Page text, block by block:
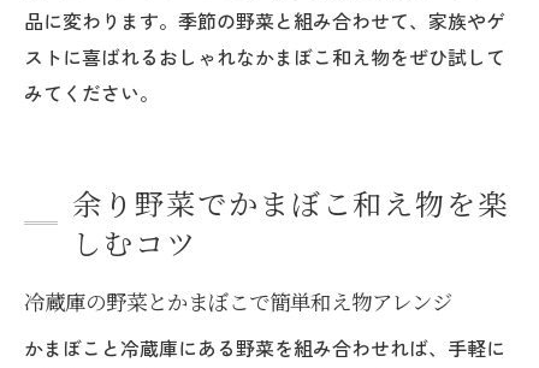
品に変わります。季節の野菜と組み合わせて、家族やゲ
ストに喜ばれるおしゃれなかまぼこ和え物をぜひ試して
みてください。
余り野菜でかまぼこ和え物を楽
しむコツ
冷蔵庫の野菜とかまぼこで簡単和え物アレンジ
かまぼこと冷蔵庫にある野菜を組み合わせれば、手軽に